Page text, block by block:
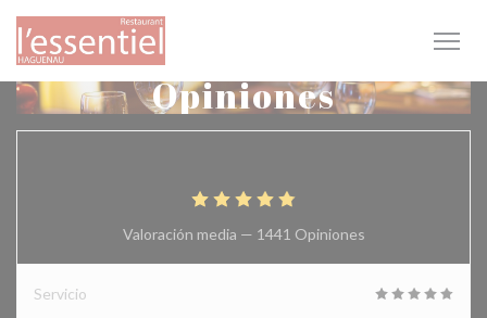
Personalización de sus opciones de cookies
Opiniones
Valoración media — 1441 Opiniones
Servicio